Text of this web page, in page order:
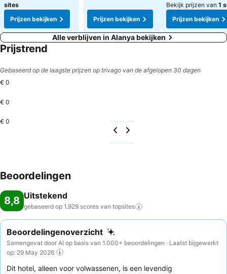
sites
Prijzen bekijken
Prijzen bekijken
Bekijk prijzen van 1
Prijzen bekijken
Alle verblijven in Alanya bekijken
Prijstrend
Gebaseerd op de laagste prijzen op trivago van de afgelopen 30 dagen
€ 0
€ 0
€ 0
Beoordelingen
8,8 Uitstekend
gebaseerd op 1.929 scores van topsites
Beoordelingenoverzicht
Samengevat door AI op basis van 1.000+ beoordelingen · Laatst bijgewerkt
op: 29 May 2026
Dit hotel, alleen voor volwassenen, is een levendig